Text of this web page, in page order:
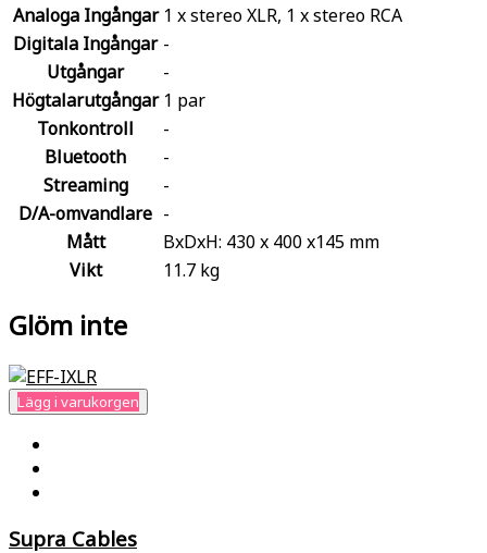
Analoga Ingångar 1 x stereo XLR, 1 x stereo RCA
Digitala Ingångar -
Utgångar
-
Högtalarutgångar 1 par
Tonkontroll
-
Bluetooth
-
Streaming
-
D/A-omvandlare -
Mått
BxDxH: 430 x 400 x145 mm
Vikt
11.7 kg
Glöm inte
Lägg i varukorgen
Supra Cables